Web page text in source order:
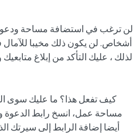
لن ترغب في استضافة مساحة
أشخاص. لن يكون ذلك مخيبا
لذلك ، عليك التأكد من إبلاغ
كيف تفعل هذا؟ ما عليك سوى
مساحة عمل، انسخ رابط الدعوة
أيضا إضافة الرابط إلى سيرتك